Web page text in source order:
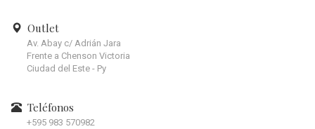
Outlet
Av. Abay c/ Adrián Jara
Frente a Chenson Victoria
Ciudad del Este - Py
Teléfonos
+595 983 570982